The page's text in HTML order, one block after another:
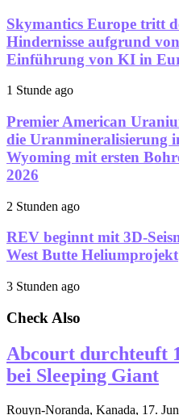
Skymantics Europe tritt
Hindernisse aufgrund
Einführung von KI in
1 Stunde ago
Premier American
die Uranmineralisierung
Wyoming mit ersten
2026
2 Stunden ago
REV beginnt mit 3D-
West Butte Heliumprojekt
3 Stunden ago
Check Also
Abcourt durchteuft
bei Sleeping Giant
Rouyn-Noranda, Kanada, 17.